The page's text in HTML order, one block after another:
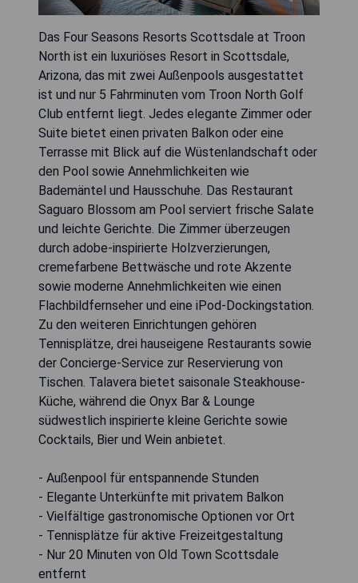
Das Four Seasons Resorts Scottsdale at Troon
North ist ein luxuriöses Resort in Scottsdale,
Arizona, das mit zwei Außenpools ausgestattet
ist und nur 5 Fahrminuten vom Troon North Golf
Club entfernt liegt. Jedes elegante Zimmer oder
Suite bietet einen privaten Balkon oder eine
Terrasse mit Blick auf die Wüstenlandschaft oder
den Pool sowie Annehmlichkeiten wie
Bademäntel und Hausschuhe. Das Restaurant
Saguaro Blossom am Pool serviert frische Salate
und leichte Gerichte. Die Zimmer überzeugen
durch adobe-inspirierte Holzverzierungen,
cremefarbene Bettwäsche und rote Akzente
sowie moderne Annehmlichkeiten wie einen
Flachbildfernseher und eine iPod-Dockingstation.
Zu den weiteren Einrichtungen gehören
Tennisplätze, drei hauseigene Restaurants sowie
der Concierge-Service zur Reservierung von
Tischen. Talavera bietet saisonale Steakhouse-
Küche, während die Onyx Bar & Lounge
südwestlich inspirierte kleine Gerichte sowie
Cocktails, Bier und Wein anbietet.
- Außenpool für entspannende Stunden
- Elegante Unterkünfte mit privatem Balkon
- Vielfältige gastronomische Optionen vor Ort
- Tennisplätze für aktive Freizeitgestaltung
- Nur 20 Minuten von Old Town Scottsdale
entfernt